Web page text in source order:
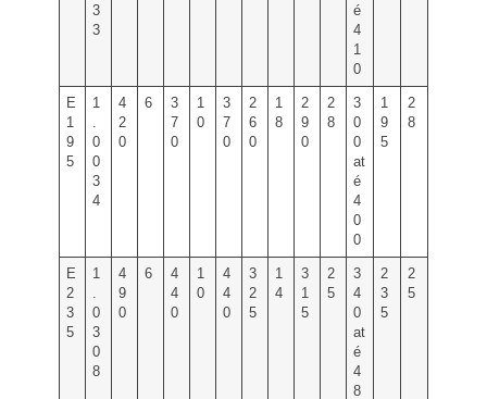
3
3
é
4
1
0
E
1
9
5
1
.
0
0
3
4
4
2
0
6
3
7
0
1
0
3
7
0
2
6
0
1
8
2
9
0
2
8
3
0
0
at
é
4
0
0
1
9
5
2
8
E
2
3
5
1
.
0
3
0
8
4
9
0
6
4
4
0
1
0
4
4
0
3
2
5
1
4
3
1
5
2
5
3
4
0
at
é
4
8
2
3
5
2
5